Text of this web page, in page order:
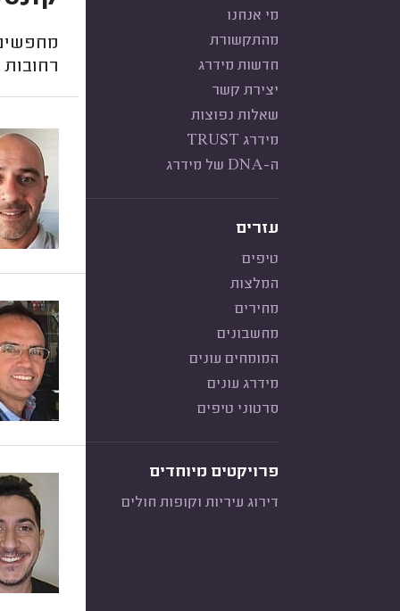
מי אנחנו
מהתקשורת
חדשות מידרג
יצירת קשר
שאלות נפוצות
מידרג TRUST
ה-DNA של מידרג
עזרים
טיפים
המלצות
מחירים
מחשבונים
המומחים עונים
מידרג עונים
סרטוני טיפים
פרויקטים מיוחדים
דירוג עיריות וקופות חולים
רחובות